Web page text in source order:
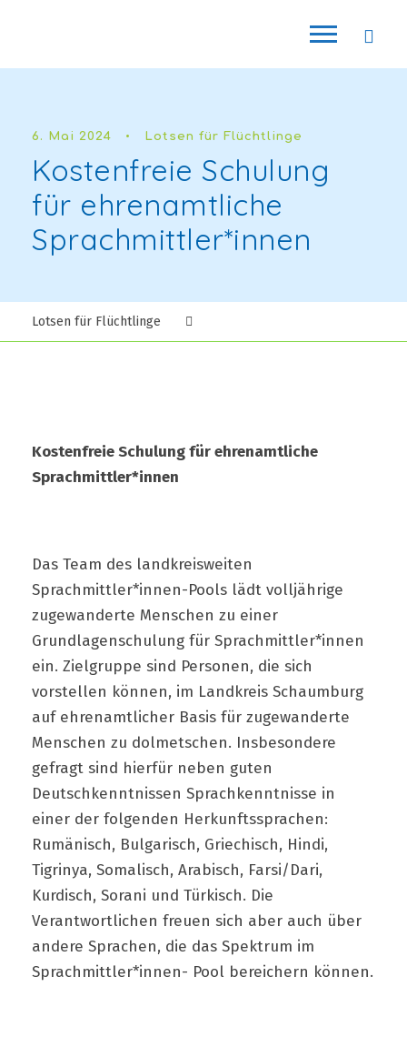
6. Mai 2024 • Lotsen für Flüchtlinge
Kostenfreie Schulung
für ehrenamtliche
Sprachmittler*innen
Lotsen für Flüchtlinge
Kostenfreie Schulung für ehrenamtliche
Sprachmittler*innen
Das Team des landkreisweiten
Sprachmittler*innen-Pools lädt volljährige
zugewanderte Menschen zu einer
Grundlagenschulung für Sprachmittler*innen
ein. Zielgruppe sind Personen, die sich
vorstellen können, im Landkreis Schaumburg
auf ehrenamtlicher Basis für zugewanderte
Menschen zu dolmetschen. Insbesondere
gefragt sind hierfür neben guten
Deutschkenntnissen Sprachkenntnisse in
einer der folgenden Herkunftssprachen:
Rumänisch, Bulgarisch, Griechisch, Hindi,
Tigrinya, Somalisch, Arabisch, Farsi/Dari,
Kurdisch, Sorani und Türkisch. Die
Verantwortlichen freuen sich aber auch über
andere Sprachen, die das Spektrum im
Sprachmittler*innen- Pool bereichern können.